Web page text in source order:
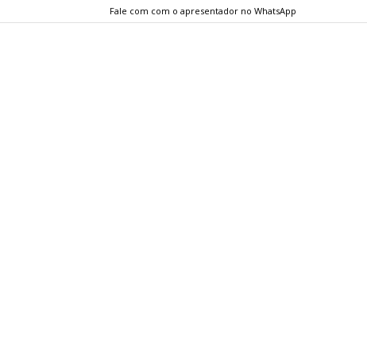
Fale com com o apresentador no WhatsApp